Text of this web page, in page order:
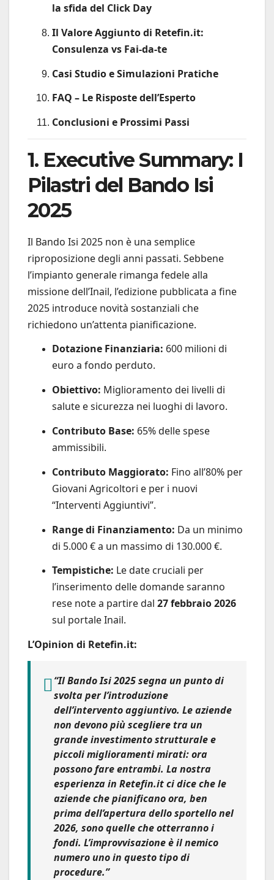
la sfida del Click Day
Il Valore Aggiunto di Retefin.it:
Consulenza vs Fai-da-te
Casi Studio e Simulazioni Pratiche
FAQ – Le Risposte dell’Esperto
Conclusioni e Prossimi Passi
1. Executive Summary: I
Pilastri del Bando Isi
2025
Il Bando Isi 2025 non è una semplice
riproposizione degli anni passati. Sebbene
l’impianto generale rimanga fedele alla
missione dell’Inail, l’edizione pubblicata a fine
2025 introduce novità sostanziali che
richiedono un’attenta pianificazione.
Dotazione Finanziaria: 600 milioni di
euro a fondo perduto.
Obiettivo: Miglioramento dei livelli di
salute e sicurezza nei luoghi di lavoro.
Contributo Base: 65% delle spese
ammissibili.
Contributo Maggiorato: Fino all’80% per
Giovani Agricoltori e per i nuovi
“Interventi Aggiuntivi”.
Range di Finanziamento: Da un minimo
di 5.000 € a un massimo di 130.000 €.
Tempistiche: Le date cruciali per
l’inserimento delle domande saranno
rese note a partire dal 27 febbraio 2026
sul portale Inail.
L’Opinion di Retefin.it:
“Il Bando Isi 2025 segna un punto di
svolta per l’introduzione
dell’intervento aggiuntivo. Le aziende
non devono più scegliere tra un
grande investimento strutturale e
piccoli miglioramenti mirati: ora
possono fare entrambi. La nostra
esperienza in Retefin.it ci dice che le
aziende che pianificano ora, ben
prima dell’apertura dello sportello nel
2026, sono quelle che otterranno i
fondi. L’improvvisazione è il nemico
numero uno in questo tipo di
procedure.”